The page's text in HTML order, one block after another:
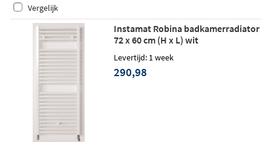
Vergelijk
Instamat Robina badkamerradiator
72 x 60 cm (H x L) wit
Levertijd: 1 week
290,98